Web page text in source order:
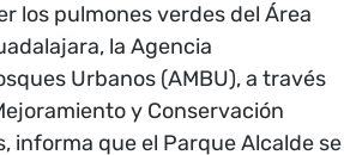
los pulmones verdes del Área
la Agencia
Urbanos (AMBU), a través
y Conservación
informa que el Parque Alcalde se